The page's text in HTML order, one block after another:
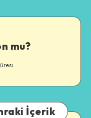
mu?
İçerik